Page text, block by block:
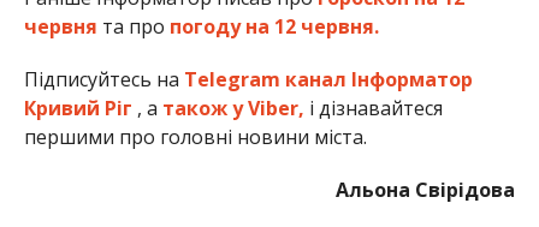
червня та про погоду на 12 червня.
Підписуйтесь на Telegram канал Інформатор
Кривий Ріг , а також у Viber, і дізнавайтеся
першими про головні новини міста.
Альона Свірідова